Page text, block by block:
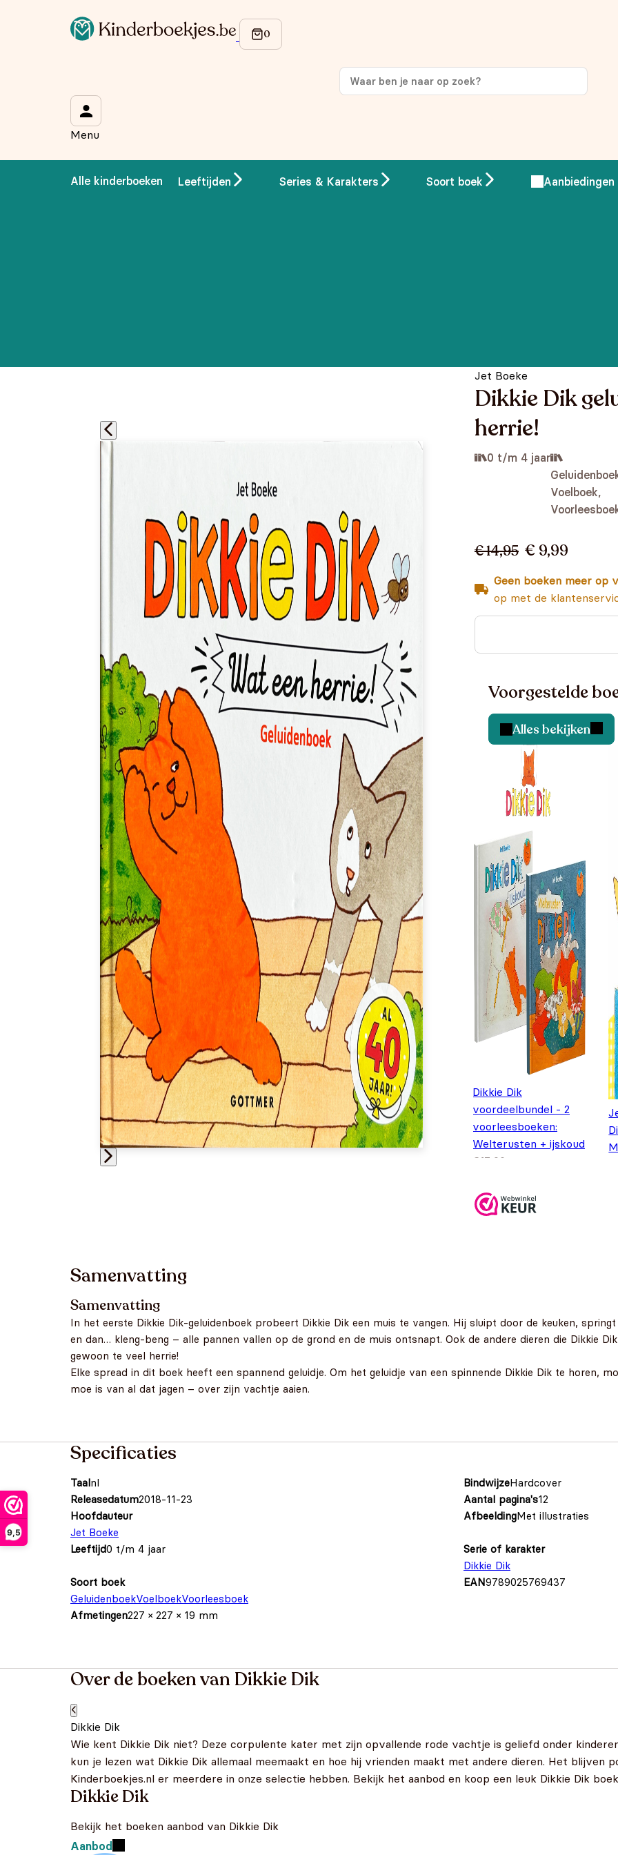
9,5
Menu
Alle kinderboeken Leeftijden Series & Karakters Soort boek Aanbiedingen
Jet Boeke
Dikkie Dik
herrie!
0 t/m 4 jaar
Voelboek,
€ 14,95 € 9,99
Geen boeken meer op
op met de
Voorgestelde
Alles bekijken
Dikkie Dik
voordeelbundel - 2
voorleesboeken:
Welterusten + ijskoud
€ 17,90
Oorspronkelijke prijs
Huidige prijs is:
Samenvatting
Samenvatting
In het eerste Dikkie Dik-geluidenboek probeert Dikkie Dik een muis te vangen. Hij sluipt door de keuken,
en dan… kleng-beng – alle pannen vallen op de grond en de muis ontsnapt. Ook de andere dieren die Dikkie
gewoon te veel herrie!
Elke spread in dit boek heeft een spannend geluidje. Om het geluidje van een spinnende Dikkie Dik te horen,
moe is van al dat jagen – over zijn vachtje aaien.
Specificaties
Taalnl BindwijzeHardcover
Releasedatum2018-11-23 Aantal pagina's12
Hoofdauteur
Jet Boeke
AfbeeldingMet illustraties
Leeftijd0 t/m 4 jaar
Serie of karakter
Dikkie Dik
Soort boek
GeluidenboekVoelboekVoorleesboek
EAN9789025769437
Afmetingen227 × 227 × 19 mm
Over de boeken van Dikkie Dik
Dikkie Dik
Wie kent Dikkie Dik niet? Deze corpulente kater met zijn opvallende rode vachtje is geliefd onder
kun je lezen wat Dikkie Dik allemaal meemaakt en hoe hij vrienden maakt met andere dieren. Het blijven
Kinderboekjes.nl er meerdere in onze selectie hebben. Bekijk het aanbod en koop een leuk Dikkie Dik
Dikkie Dik
Bekijk het boeken aanbod van Dikkie Dik
Aanbod
Op de hoogte blijven van onze acties?
op je eerste aankoop!
Wat is je voornaam?